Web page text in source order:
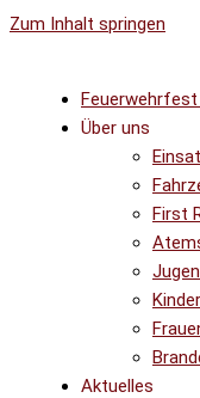
Zum Inhalt springen
Feuerwehrfest
Über uns
First
Aktuelles